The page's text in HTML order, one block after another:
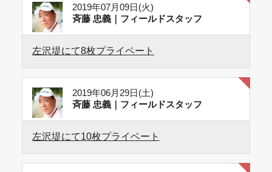
2019年07月09日(火)
斉藤 忠義｜フィールドスタッフ
左沢堤にて8枚プライベート
2019年06月29日(土)
斉藤 忠義｜フィールドスタッフ
左沢堤にて10枚プライベート